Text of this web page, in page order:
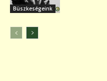
Büszkeségeink